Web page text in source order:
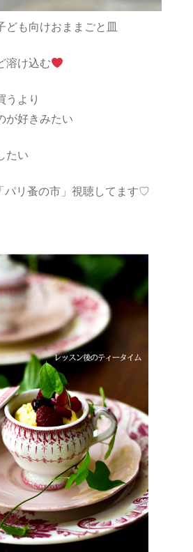
ども向けおままごと皿
溶け込む
うより
が好きみたい
たい
パリ蚤の市」視聴してます♡